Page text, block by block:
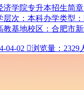
济学院专升本招生简
层次：本科办学类型
教基地校区：合肥市
04-02 浏览量：2329